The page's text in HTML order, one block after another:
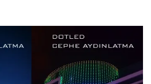
HAKKIMIZDA
BLOG